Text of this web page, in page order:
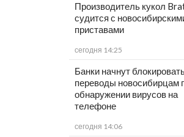
Производитель кукол
судится с
приставами
сегодня 14:25
Банки начнут
переводы новосибирцам
обнаружении вирусов на
телефоне
сегодня 14:06